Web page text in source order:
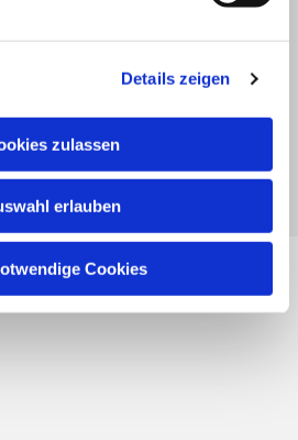
Details zeigen
zulassen
erlauben
Cookies
Oderland / Altglietzen-